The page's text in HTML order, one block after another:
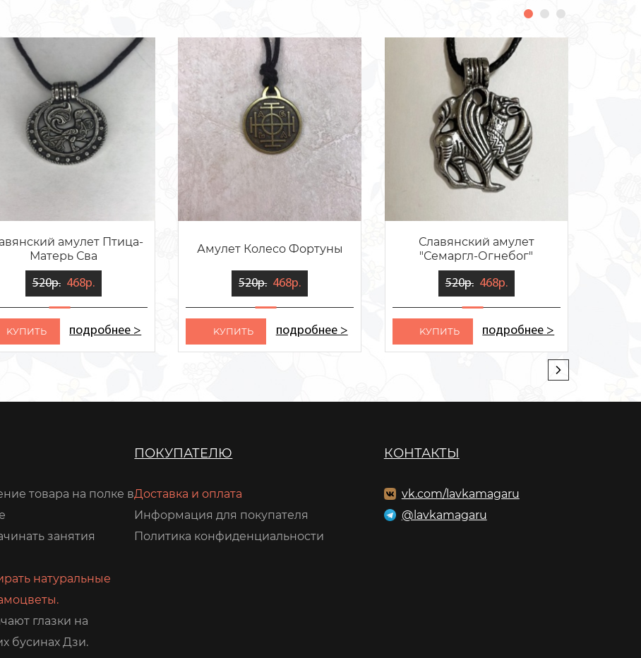
амулет Птица-
Матерь Сва
520р. 468р.
KУПИТЬ подробнее >
Амулет Колесо Фортуны
520р. 468р.
KУПИТЬ подробнее >
Славянский амулет
"Семаргл-Огнебог"
520р. 468р.
KУПИТЬ подробнее >
товара на полке в
занятия
натуральные
глазки на
бусинах Дзи.
ПОКУПАТЕЛЮ
Доставка и оплата
Информация для покупателя
Политика конфиденциальности
КОНТАКТЫ
vk.com/lavkamagaru
@lavkamagaru